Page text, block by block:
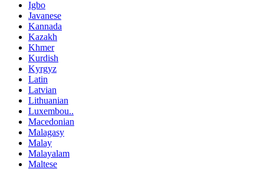
Igbo
Javanese
Kannada
Kazakh
Khmer
Kurdish
Kyrgyz
Latin
Latvian
Lithuanian
Luxembou..
Macedonian
Malagasy
Malay
Malayalam
Maltese